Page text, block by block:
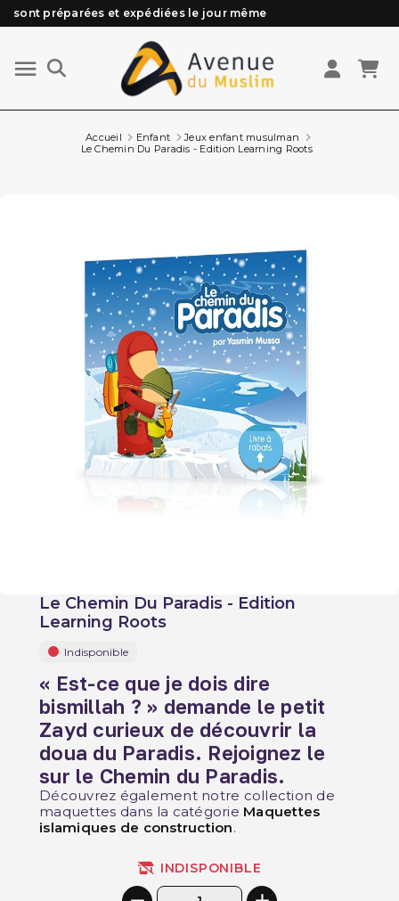
Besoin d'aide ? Retrouvez notre FAQ
Livraison offerte à partir de 89€ d'achat*
Les Commandes passées avant 15h (lun au Vend)
sont préparées et expédiées le jour même
Accueil Enfant
Jeux enfant musulman
Le Chemin Du Paradis - Edition Learning Roots
Le Chemin Du Paradis - Edition
Learning Roots
Indisponible
« Est-ce que je dois dire
bismillah ? » demande le petit
Zayd curieux de découvrir la
doua du Paradis. Rejoignez le
sur le Chemin du Paradis.
Découvrez également notre collection de
maquettes dans la catégorie Maquettes
islamiques de construction.
INDISPONIBLE